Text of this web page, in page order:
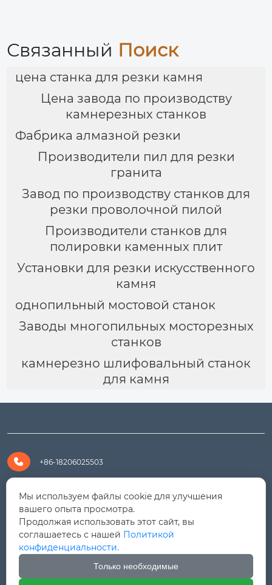
Связанный Поиск
цена станка для резки камня
Цена завода по производству
камнерезных станков
Фабрика алмазной резки
Производители пил для резки
гранита
Завод по производству станков для
резки проволочной пилой
Производители станков для
полировки каменных плит
Установки для резки искусственного
камня
однопильный мостовой станок
Заводы многопильных мосторезных
станков
камнерезно шлифовальный станок
для камня
 +86-18206025503
 +8618206025503
 yanali@hualongm.com

351144, Китай, пров.Фуцзянь, г. Путянь, район Личэн,
промышленная зона Хуанши
Мы используем файлы cookie для улучшения
вашего опыта просмотра.
Продолжая использовать этот сайт, вы
соглашаетесь с нашей Политикой
конфиденциальности.
Только необходимые